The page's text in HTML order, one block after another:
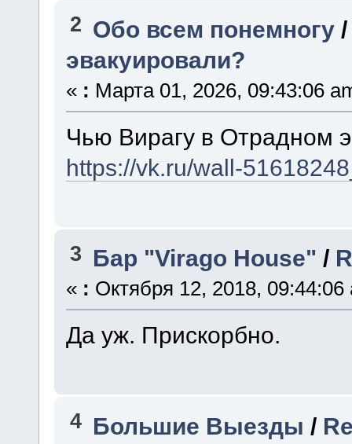
2 Обо всем понемногу
эвакуировали?
« : Марта 01, 2026, 09:43:06
Чью Вирагу в Отрадном
https://vk.ru/wall-
3 Бар "Virago House" /
« : Октября 12, 2018, 09:44:06
Да уж. Прискорбно.
4 Большие Выезды /